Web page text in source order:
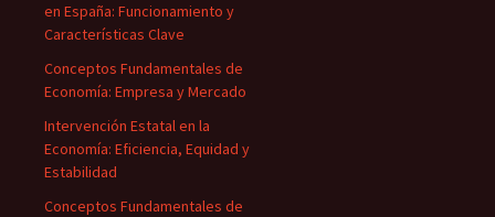
en España: Funcionamiento y
Características Clave
Conceptos Fundamentales de
Economía: Empresa y Mercado
Intervención Estatal en la
Economía: Eficiencia, Equidad y
Estabilidad
Conceptos Fundamentales de